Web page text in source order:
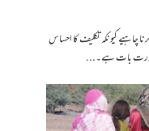
چاہیے کیونکہ تکلیف کا احساس
بات ہے۔...